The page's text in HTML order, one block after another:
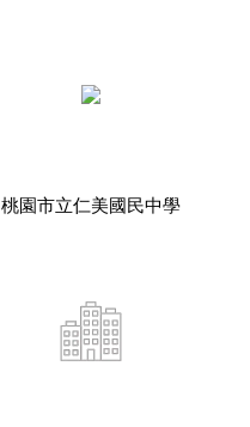
桃園市立仁美國民中學